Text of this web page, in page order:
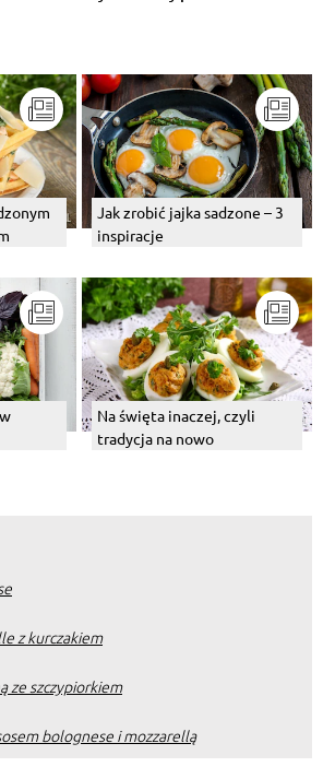
Jak zrobić jajka sadzone – 3
inspiracje
Na święta inaczej, czyli
tradycja na nowo
z kurczakiem
ze szczypiorkiem
bolognese i mozzarellą